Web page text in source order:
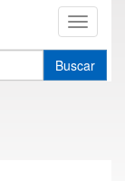
Toggle
Buscar